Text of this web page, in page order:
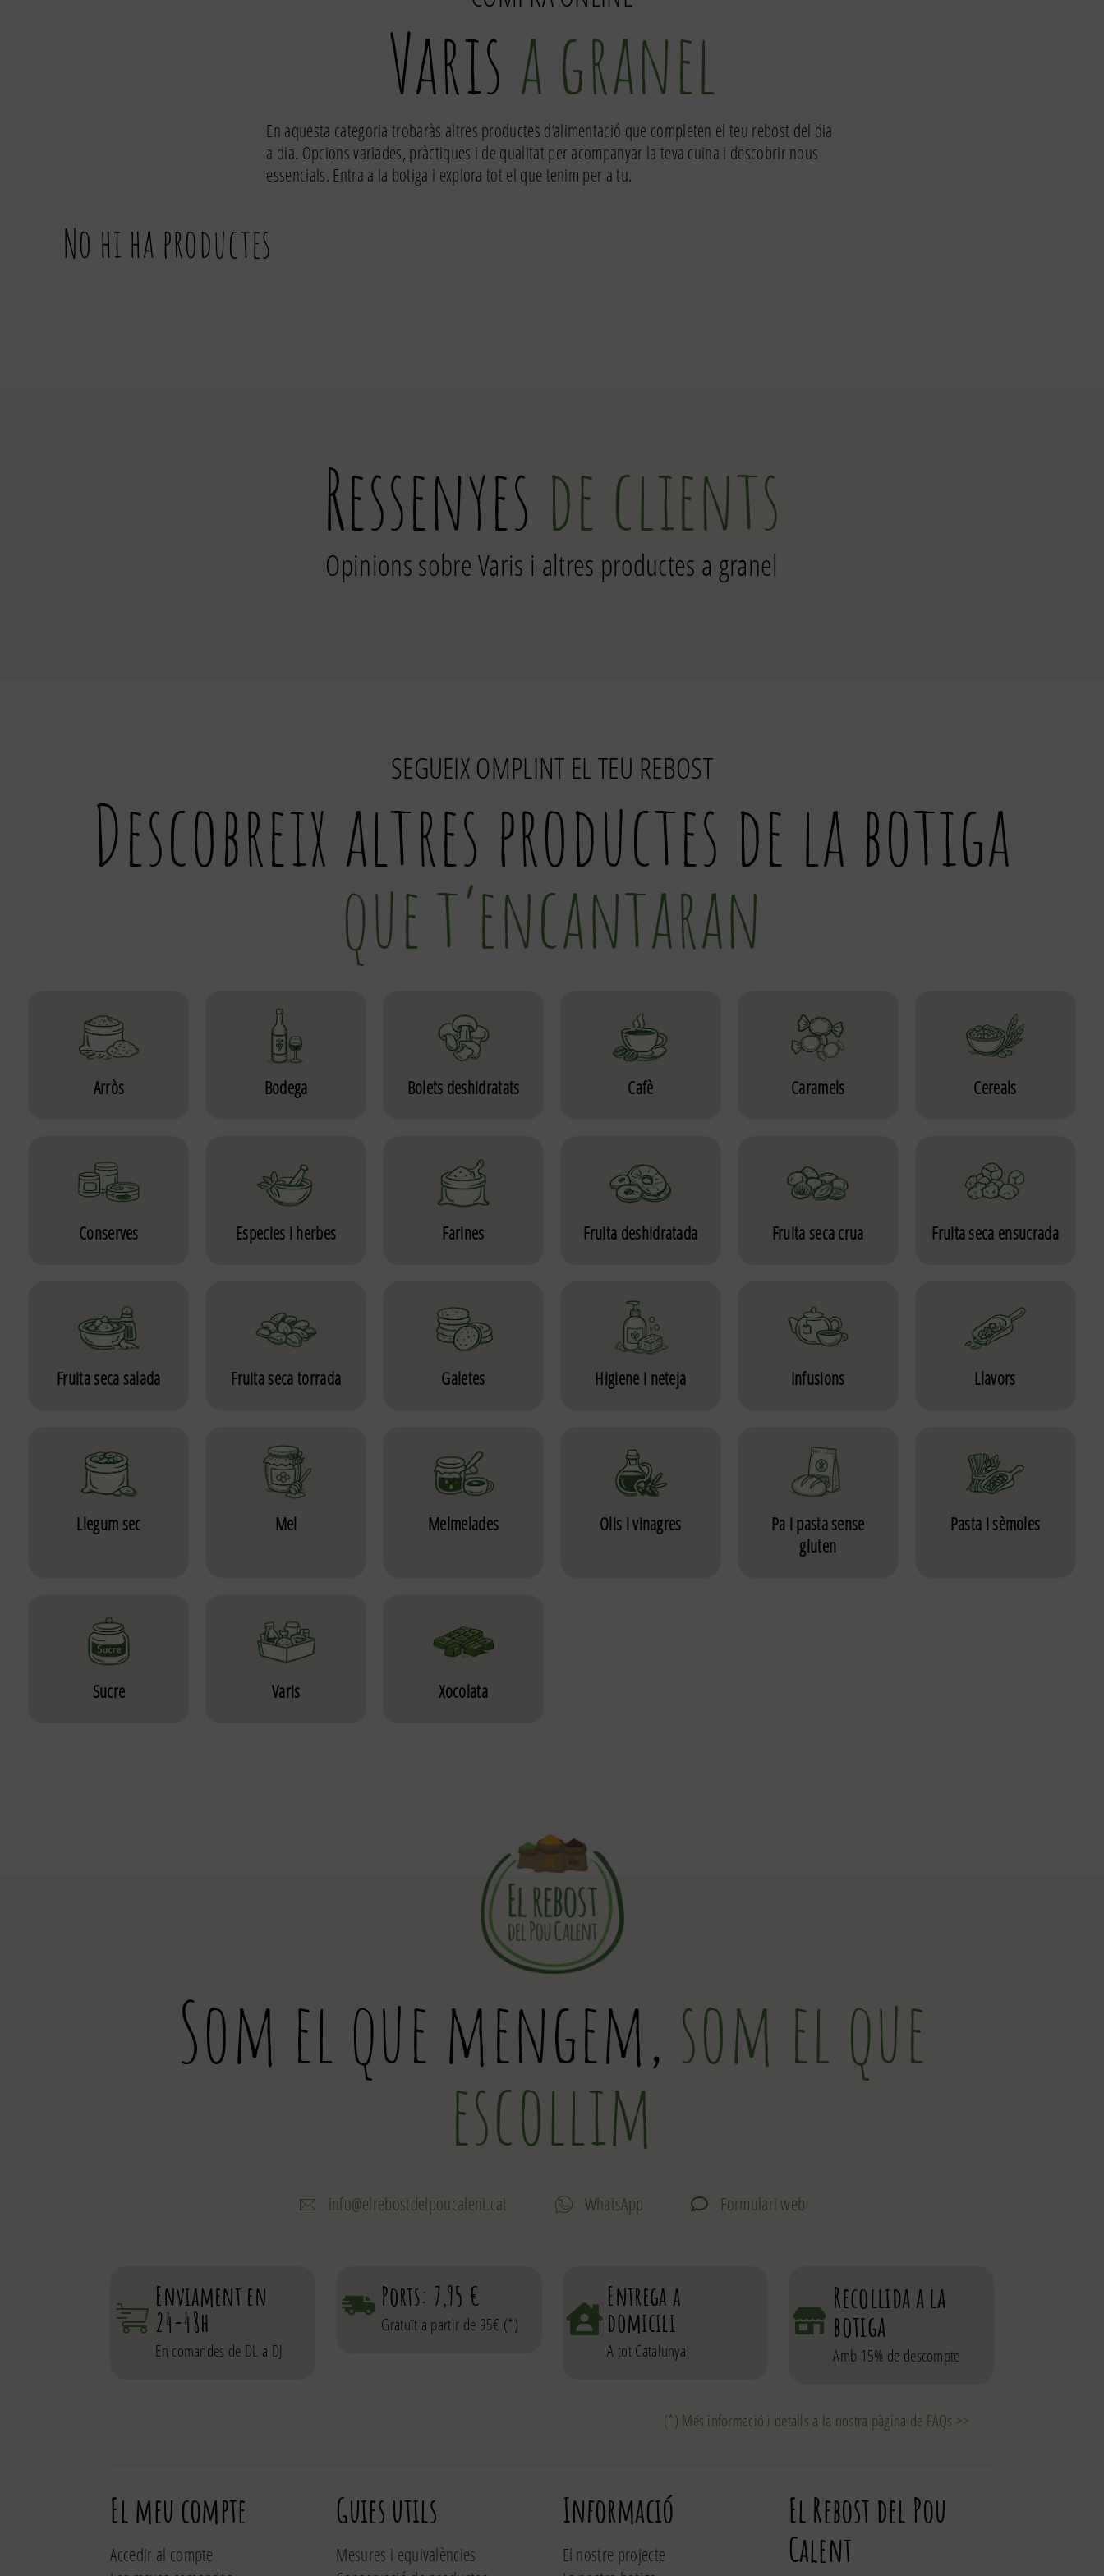
Varis a granel
En aquesta categoria trobaràs altres productes d’alimentació que completen el teu rebost del dia
a dia. Opcions variades, pràctiques i de qualitat per acompanyar la teva cuina i descobrir nous
essencials. Entra a la botiga i explora tot el que tenim per a tu.
No hi ha productes
Ressenyes de clients
Opinions sobre Varis i altres productes a granel
SEGUEIX OMPLINT EL TEU REBOST
Descobreix altres productes de la botiga
que t’encantaran
Arròs Bodega Bolets deshidratats Cafè Caramels Cereals
Conserves Especies i herbes Farines Fruita deshidratada Fruita seca crua Fruita seca ensucrada
Fruita seca salada Fruita seca torrada Galetes Higiene i neteja Infusions Llavors
Llegum sec Mel Melmelades Olis i vinagres
Pa i pasta sense
gluten
Pasta i sèmoles
Sucre Varis Xocolata
Som el que mengem, som el que
escollim
info@elrebostdelpoucalent.cat WhatsApp Formulari web
Enviament en
24-48h
En comandes de DL a DJ
Ports: 7,95 €
Gratuït a partir de 95€ (*)
Entrega a
domicili
A tot Catalunya
Recollida a la
botiga
Amb 15% de descompte
(*) Més informació i detalls a la nostra pàgina de FAQs >>
El meu compte
Accedir al compte
Guies utils
Mesures i equivalències
Informació
El nostre projecte
El Rebost del Pou
Calent